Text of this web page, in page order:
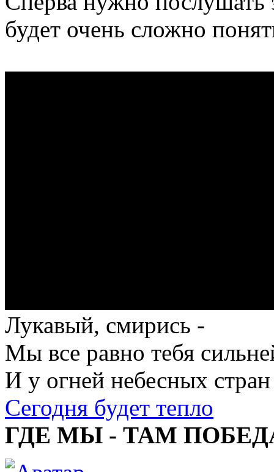
будет очень сложно
Лукавый, смирись -
Мы все равно тебя
И у огней небесных стран
Сегодня будет тепло
ГДЕ МЫ - ТАМ